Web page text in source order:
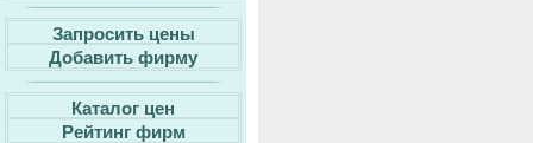
Запросить цены
Добавить фирму
Каталог цен
Рейтинг фирм